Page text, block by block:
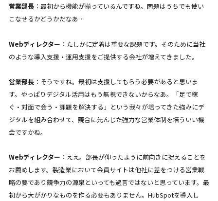
営業部長 ：最初から機能が揃っているんですね。問題はうちでも使い
こなせるかどうかだなあ…
Webディレクター ：たしかに定着は重要な課題です。そのために当社
のような導入支援・運用支援をご提供する会社が増えてきました。
営業部長 ：そうですね。最初は支援してもらう必要があると思いま
す。やっぱりデジタル活用はもう無視できないからなあ。「足で稼
ぐ・対面で会う・課題を解決する」という我々が培ってきた強みにデ
ジタルを組み合わせて、競合に先んじた強力な営業体制を培ういい機
会ですかね。
Webディレクター ：ええ。部長が仰ったように前向きに捉えることを
お薦めします。製造業において会員サイトは他社に差をつける営業戦
略の要であり競争力の源泉といっても過言ではないと思っています。最
初から大がかりなものを作る必要もありません。HubSpotを導入し